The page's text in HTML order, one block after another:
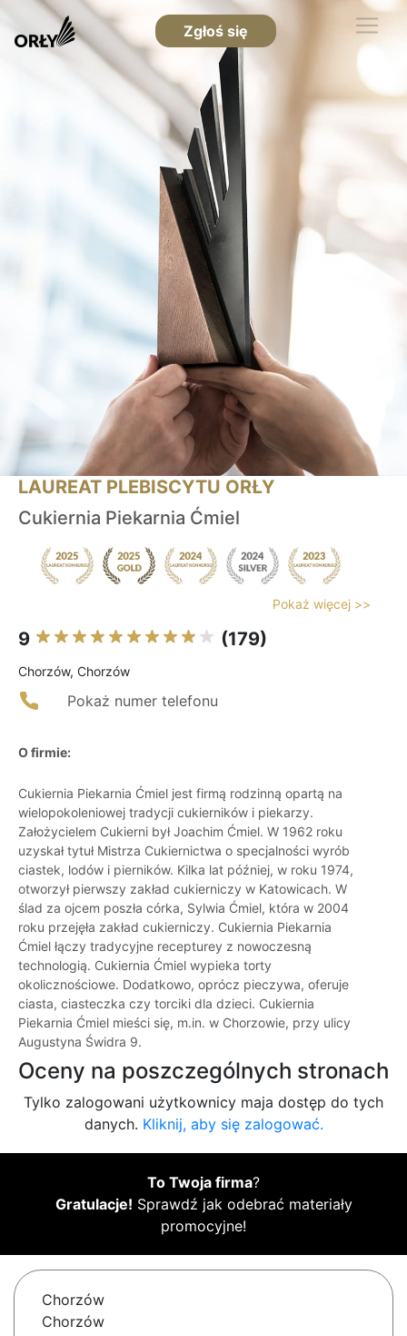
Zgłoś się
LAUREAT PLEBISCYTU ORŁY
Cukiernia Piekarnia Ćmiel
Pokaż więcej >>
9 (179)
Chorzów, Chorzów
Pokaż numer telefonu
O firmie:
Cukiernia Piekarnia Ćmiel jest firmą rodzinną opartą na
wielopokoleniowej tradycji cukierników i piekarzy.
Założycielem Cukierni był Joachim Ćmiel. W 1962 roku
uzyskał tytuł Mistrza Cukiernictwa o specjalności wyrób
ciastek, lodów i pierników. Kilka lat później, w roku 1974,
otworzył pierwszy zakład cukierniczy w Katowicach. W
ślad za ojcem poszła córka, Sylwia Ćmiel, która w 2004
roku przejęła zakład cukierniczy. Cukiernia Piekarnia
Ćmiel łączy tradycyjne recepturey z nowoczesną
technologią. Cukiernia Ćmiel wypieka torty
okolicznościowe. Dodatkowo, oprócz pieczywa, oferuje
ciasta, ciasteczka czy torciki dla dzieci. Cukiernia
Piekarnia Ćmiel mieści się, m.in. w Chorzowie, przy ulicy
Augustyna Świdra 9.
Oceny na poszczególnych stronach
Tylko zalogowani użytkownicy maja dostęp do tych
danych. Kliknij, aby się zalogować.
To Twoja firma?
Gratulacje! Sprawdź jak odebrać materiały
promocyjne!
Chorzów
Chorzów